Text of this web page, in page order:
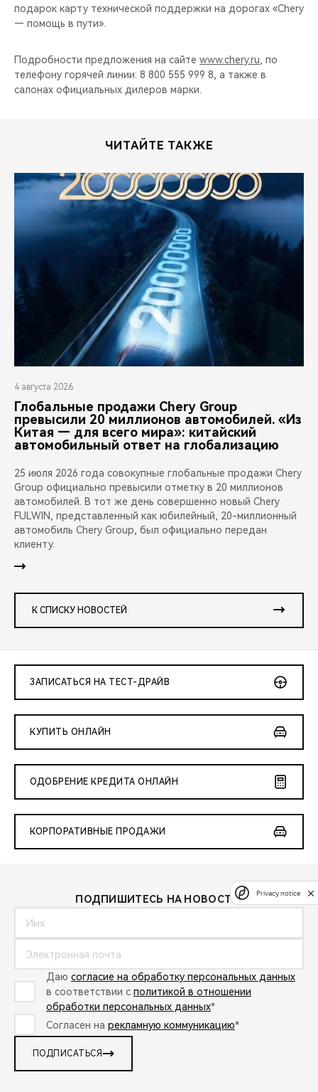
подарок карту технической поддержки на дорогах «Chery
— помощь в пути».
Подробности предложения на сайте www.chery.ru , по
телефону горячей линии: 8 800 555 999 8, а также в
салонах официальных дилеров марки.
ЧИТАЙТЕ ТАКЖЕ
4 августа 2026
Глобальные продажи Chery Group
превысили 20 миллионов автомобилей. «Из
Китая — для всего мира»: китайский
автомобильный ответ на глобализацию
25 июля 2026 года совокупные глобальные продажи Chery
Group официально превысили отметку в 20 миллионов
автомобилей. В тот же день совершенно новый Chery
FULWIN, представленный как юбилейный, 20-миллионный
автомобиль Chery Group, был официально передан
клиенту.
К СПИСКУ НОВОСТЕЙ
ЗАПИСАТЬСЯ НА ТЕСТ-ДРАЙВ
КУПИТЬ ОНЛАЙН
ОДОБРЕНИЕ КРЕДИТА ОНЛАЙН
КОРПОРАТИВНЫЕ ПРОДАЖИ
ПОДПИШИТЕСЬ НА НОВОСТИ:
Даю согласие на обработку персональных данных
в соответствии с политикой в отношении
обработки персональных данных*
Согласен на рекламную коммуникацию*
ПОДПИСАТЬСЯ
Privacy notice